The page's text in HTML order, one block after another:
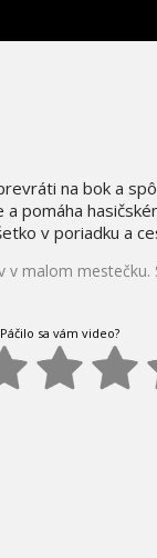
na bok a
pomáha
v poriadku a
malom
Páčilo sa vám video?